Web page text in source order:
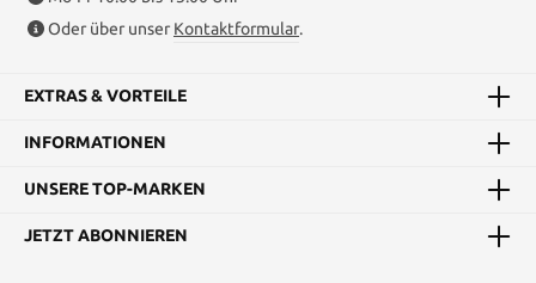
Oder über unser Kontaktformular.
EXTRAS & VORTEILE
INFORMATIONEN
UNSERE TOP-MARKEN
JETZT ABONNIEREN